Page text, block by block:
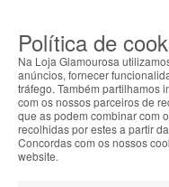
0 CARRINHO
EU
Limpar filtros
Política de
Na Loja Glamourosa
anúncios, fornecer
tráfego. Também partilhamos
com os nossos parceiros de
que as podem combinar com
recolhidas por estes a partir
Concordas com os nossos
website.